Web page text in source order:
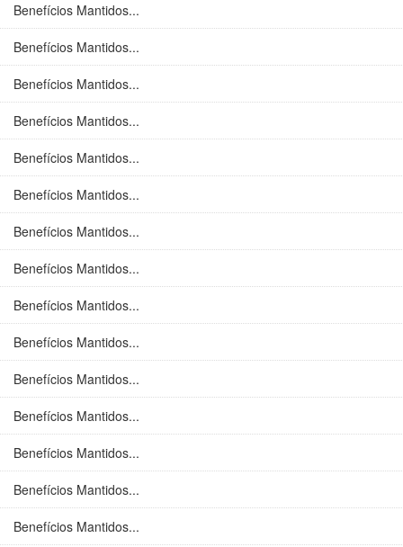
Benefícios Mantidos...
Benefícios Mantidos...
Benefícios Mantidos...
Benefícios Mantidos...
Benefícios Mantidos...
Benefícios Mantidos...
Benefícios Mantidos...
Benefícios Mantidos...
Benefícios Mantidos...
Benefícios Mantidos...
Benefícios Mantidos...
Benefícios Mantidos...
Benefícios Mantidos...
Benefícios Mantidos...
Benefícios Mantidos...